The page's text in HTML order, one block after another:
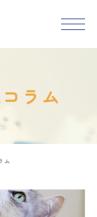
ラム
ム